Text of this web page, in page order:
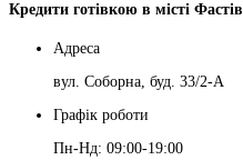
Кредити готівкою в місті Фастів
Адреса
вул. Соборна, буд. 33/2-А
Графік роботи
Пн-Нд: 09:00-19:00